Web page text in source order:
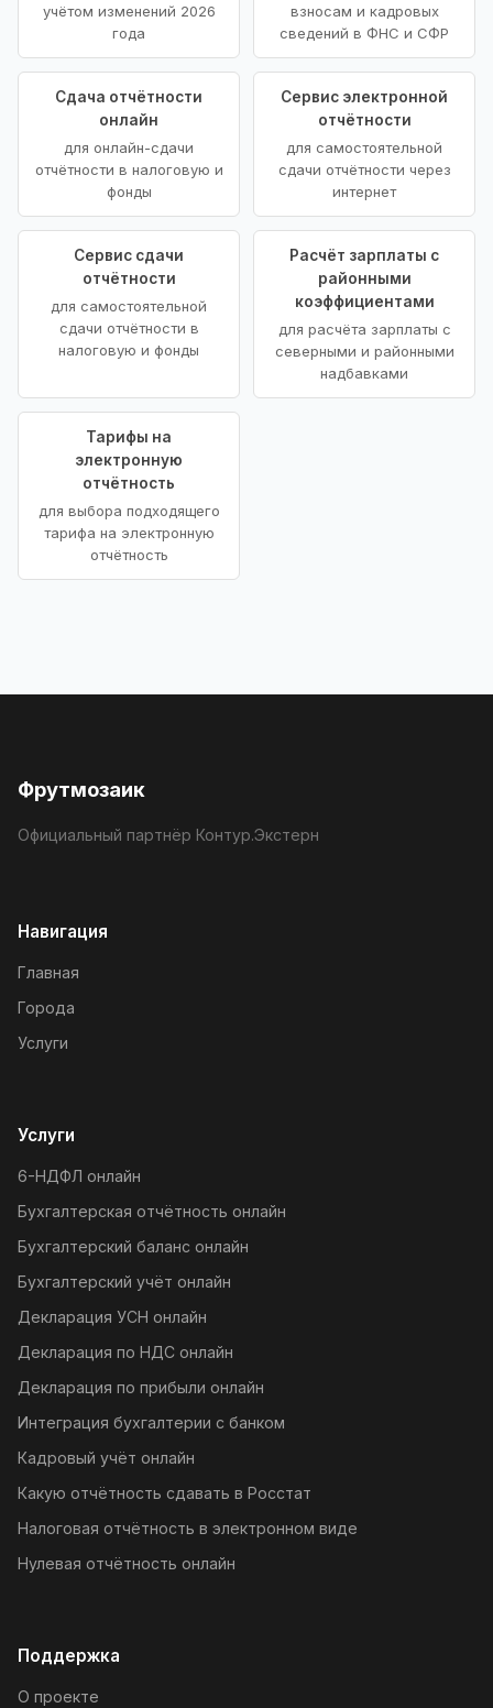
учётом изменений 2026
года
взносам и кадровых
сведений в ФНС и СФР
Сдача отчётности
онлайн
для онлайн-сдачи
отчётности в налоговую и
фонды
Сервис электронной
отчётности
для самостоятельной
сдачи отчётности через
интернет
Сервис сдачи
отчётности
для самостоятельной
сдачи отчётности в
налоговую и фонды
Расчёт зарплаты с
районными
коэффициентами
для расчёта зарплаты с
северными и районными
надбавками
Тарифы на
электронную
отчётность
для выбора подходящего
тарифа на электронную
отчётность
Фрутмозаик
Официальный партнёр Контур.Экстерн
Навигация
Главная
Города
Услуги
Услуги
6-НДФЛ онлайн
Бухгалтерская отчётность онлайн
Бухгалтерский баланс онлайн
Бухгалтерский учёт онлайн
Декларация УСН онлайн
Декларация по НДС онлайн
Декларация по прибыли онлайн
Интеграция бухгалтерии с банком
Кадровый учёт онлайн
Какую отчётность сдавать в Росстат
Налоговая отчётность в электронном виде
Нулевая отчётность онлайн
Поддержка
О проекте